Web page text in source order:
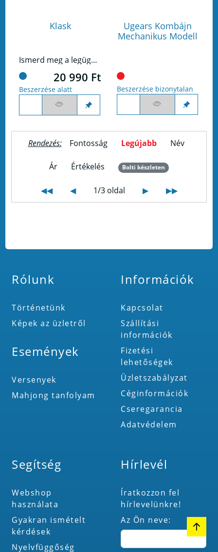
Klask
Ismerd meg a legügyességibb társasjátékot, és a legtársasjátékosabb ügyességi játékot!
20 990 Ft
Beszerzése alatt
Ugears Kombájn
Mechanikus Modell
Beszerzése bizonytalan
Rendezés: Fontosság Legújabb Név
Ár Értékelés Bolti készleten
◀◀ ◀ 1/3 oldal ▶ ▶▶
Rólunk
Történetünk
Képek az üzletről
Események
Versenyek
Mahjong tanfolyam
Információk
Kapcsolat
Szállítási
információk
Fizetési
lehetőségek
Üzletszabályzat
Céginformációk
Cseregarancia
Adatvédelem
Segítség
Webshop
használata
Gyakran ismételt
kérdések
Nyelvfüggőség
Hírlevél
Íratkozzon fel
hírlevelünkre!
Az Ön neve: